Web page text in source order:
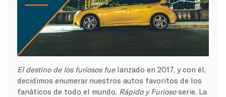
El destino de los furiosos fue lanzado en 2017, y con él,
decidimos enumerar nuestros autos favoritos de los
fanáticos de todo el mundo. Rápido y Furiososerie. La